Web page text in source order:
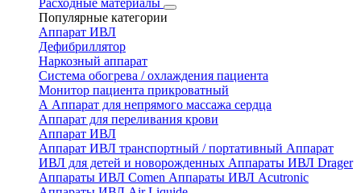
Расходные материалы
Популярные категории
Аппарат ИВЛ
Дефибриллятор
Наркозный аппарат
Система обогрева / охлаждения пациента
Монитор пациента прикроватный
А Аппарат для непрямого массажа сердца
Аппарат для переливания крови
Аппарат ИВЛ
Аппарат ИВЛ транспортный / портативный Аппарат
ИВЛ для детей и новорожденных Аппараты ИВЛ Drager
Аппараты ИВЛ Comen Аппараты ИВЛ Acutronic